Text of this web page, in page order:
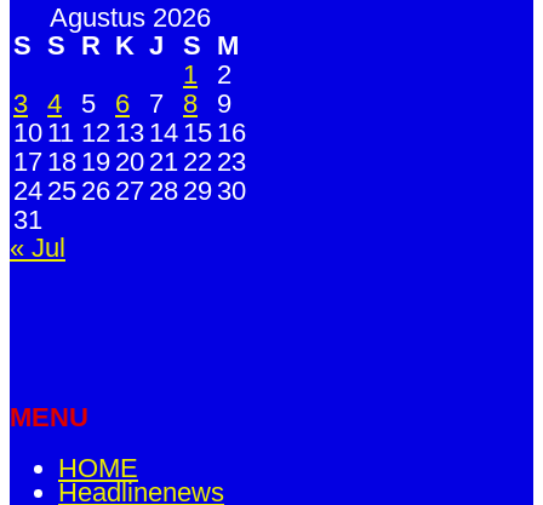
Agustus 2026
S S R K J S M
1
2
3
4 5 6 7 8
9
10 11 12 13 14 15 16
17 18 19 20 21 22 23
24 25 26 27 28 29 30
31
« Jul
MENU
HOME
Headlinenews